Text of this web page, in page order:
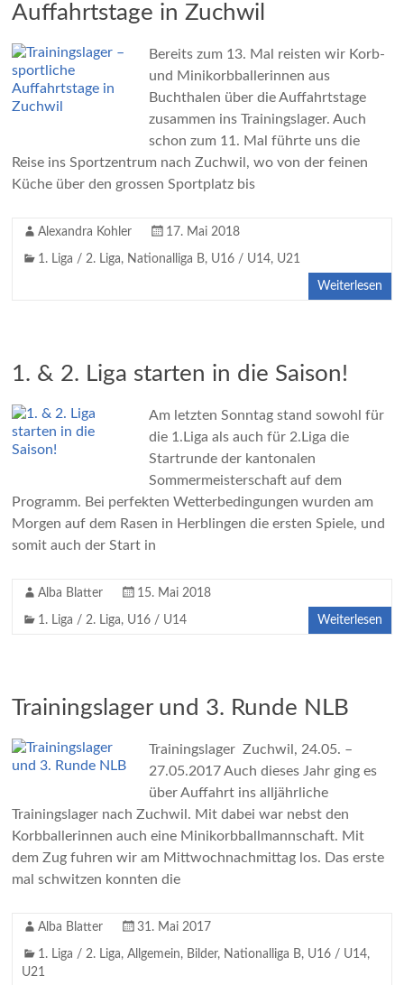
Auffahrtstage in Zuchwil
Bereits zum 13. Mal reisten wir Korb-
und Minikorbballerinnen aus
Buchthalen über die Auffahrtstage
zusammen ins Trainingslager. Auch
schon zum 11. Mal führte uns die
Reise ins Sportzentrum nach Zuchwil, wo von der feinen
Küche über den grossen Sportplatz bis
Alexandra Kohler 17. Mai 2018
1. Liga / 2. Liga, Nationalliga B, U16 / U14, U21
Weiterlesen
1. & 2. Liga starten in die Saison!
Am letzten Sonntag stand sowohl für
die 1.Liga als auch für 2.Liga die
Startrunde der kantonalen
Sommermeisterschaft auf dem
Programm. Bei perfekten Wetterbedingungen wurden am
Morgen auf dem Rasen in Herblingen die ersten Spiele, und
somit auch der Start in
Alba Blatter 15. Mai 2018
1. Liga / 2. Liga, U16 / U14 Weiterlesen
Trainingslager und 3. Runde NLB
Trainingslager Zuchwil, 24.05. –
27.05.2017 Auch dieses Jahr ging es
über Auffahrt ins alljährliche
Trainingslager nach Zuchwil. Mit dabei war nebst den
Korbballerinnen auch eine Minikorbballmannschaft. Mit
dem Zug fuhren wir am Mittwochnachmittag los. Das erste
mal schwitzen konnten die
Alba Blatter 31. Mai 2017
1. Liga / 2. Liga,Allgemein, Bilder, Nationalliga B, U16 / U14,
U21